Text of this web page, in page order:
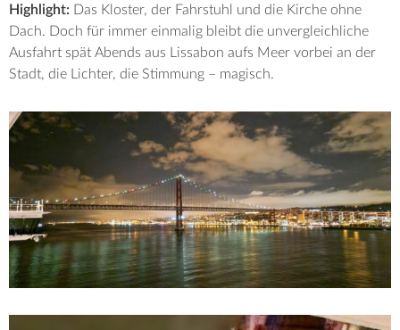
Highlight: Das Kloster, der Fahrstuhl und die Kirche ohne
Dach. Doch für immer einmalig bleibt die unvergleichliche
Ausfahrt spät Abends aus Lissabon aufs Meer vorbei an der
Stadt, die Lichter, die Stimmung – magisch.